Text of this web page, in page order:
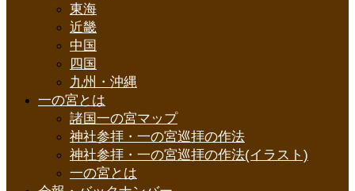
東海
近畿
中国
四国
九州・沖縄
一の宮とは
諸国一の宮マップ
神社参拝・一の宮巡拝の作法
神社参拝・一の宮巡拝の作法(イラスト)
一の宮とは